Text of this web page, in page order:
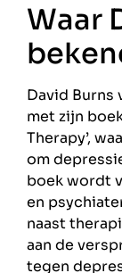
Waar
David
met zijn
Therapy’,
om
boek wordt
en
naast
aan de
tegen